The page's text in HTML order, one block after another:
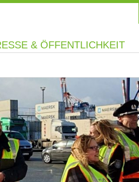
& ÖFFENTLICHKEIT